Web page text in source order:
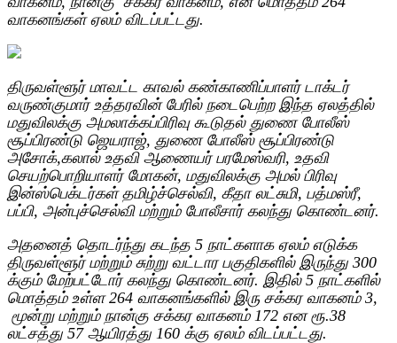
வாகனங்கள் ஏலம் விடப்பட்டது.
திருவள்ளூர் மாவட்ட காவல் கண்காணிப்பாளர் டாக்டர்
வருண்குமார் உத்தரவின் பேரில் நடைபெற்ற இந்த ஏலத்தில்
மதுவிலக்கு அமலாக்கப்பிரிவு கூடுதல் துணை போலீஸ்
சூப்பிரண்டு ஜெயராஜ், துணை போலீஸ் சூப்பிரண்டு
அசோக்,கலால் உதவி ஆணையர் பரமேஸ்வரி, உதவி
செயற்பொறியாளர் மோகன், மதுவிலக்கு அமல் பிரிவு
இன்ஸ்பெக்டர்கள் தமிழ்ச்செல்வி, கீதா லட்சுமி, பத்மஸ்ரீ,
பப்பி, அன்புச்செல்வி மற்றும் போலீசார் கலந்து கொண்டனர்.
அதனைத் தொடர்ந்து கடந்த 5 நாட்களாக ஏலம் எடுக்க
திருவள்ளூர் மற்றும் சுற்று வட்டார பகுதிகளில் இருந்து 300
க்கும் மேற்பட்டோர் கலந்து கொண்டனர். இதில் 5 நாட்களில்
மொத்தம் உள்ள 264 வாகனங்களில் இரு சக்கர வாகனம் 3,
மூன்று மற்றும் நான்கு சக்கர வாகனம் 172 என ரூ.38
லட்சத்து 57 ஆயிரத்து 160 க்கு ஏலம் விடப்பட்டது.